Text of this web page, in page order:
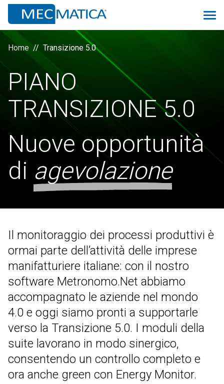
Panoramica
Monitoring 4.0
Proconsolle
Scheduler
Prev
Quality
Contab
CRM
Colwin
Energy Monitor
Metronomo.Net App
Home Transizione 5.0
PIANO
TRANSIZIONE 5.0
Nuove opportunità
di agevolazione
Il monitoraggio dei processi produttivi è
ormai parte dell’attività delle imprese
manifatturiere italiane: con il nostro
software Metronomo.Net abbiamo
accompagnato le aziende nel mondo
4.0 e oggi siamo pronti a supportarle
verso la Transizione 5.0. I moduli della
suite lavorano in modo sinergico,
consentendo un controllo completo e
ora anche green con Energy Monitor.